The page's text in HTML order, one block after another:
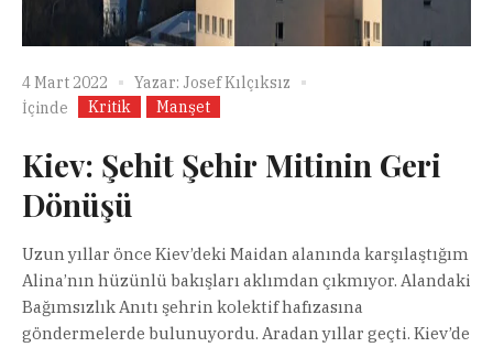
4 Mart 2022 Yazar: Josef Kılçıksız
İçinde
Kritik Manşet
Kiev: Şehit Şehir Mitinin Geri
Dönüşü
Uzun yıllar önce Kiev’deki Maidan alanında karşılaştığım
Alina’nın hüzünlü bakışları aklımdan çıkmıyor. Alandaki
Bağımsızlık Anıtı şehrin kolektif hafızasına
göndermelerde bulunuyordu. Aradan yıllar geçti. Kiev’de